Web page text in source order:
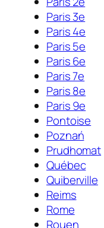
Paris 3e
Paris 4e
Paris 5e
Paris 6e
Paris 7e
Paris 8e
Paris 9e
Pontoise
Poznań
Prudhomat
Québec
Quiberville
Reims
Rome
Rouen